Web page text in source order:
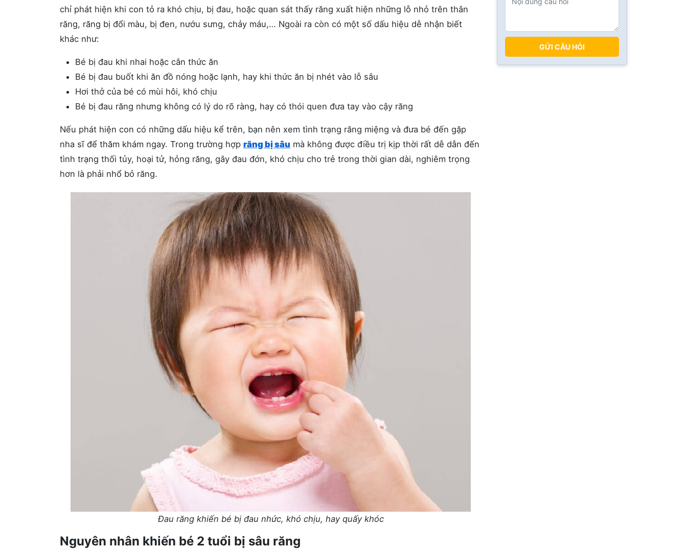
chỉ phát hiện khi con tỏ ra khó chịu, bị đau, hoặc quan sát thấy răng xuất hiện những lỗ nhỏ trên thân
răng, răng bị đổi màu, bị đen, nướu sưng, chảy máu,… Ngoài ra còn có một số dấu hiệu dễ nhận biết
khác như:
Bé bị đau khi nhai hoặc cắn thức ăn
Bé bị đau buốt khi ăn đồ nóng hoặc lạnh, hay khi thức ăn bị nhét vào lỗ sâu
Hơi thở của bé có mùi hôi, khó chịu
Bé bị đau răng nhưng không có lý do rõ ràng, hay có thói quen đưa tay vào cậy răng
Nếu phát hiện con có những dấu hiệu kể trên, bạn nên xem tình trạng răng miệng và đưa bé đến gặp
nha sĩ để thăm khám ngay. Trong trường hợp răng bị sâu mà không được điều trị kịp thời rất dễ dẫn đến
tình trạng thối tủy, hoại tử, hỏng răng, gây đau đớn, khó chịu cho trẻ trong thời gian dài, nghiêm trọng
hơn là phải nhổ bỏ răng.
Đau răng khiến bé bị đau nhức, khó chịu, hay quấy khóc
Nguyên nhân khiến bé 2 tuổi bị sâu răng
GỬI CÂU HỎI